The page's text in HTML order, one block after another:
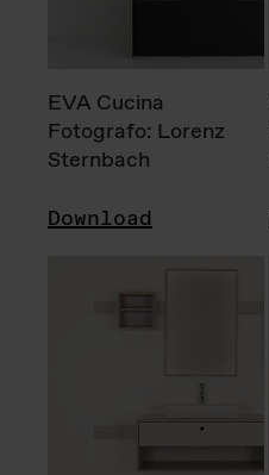
EVA Cucina
Fotografo: Lorenz
Sternbach
Download